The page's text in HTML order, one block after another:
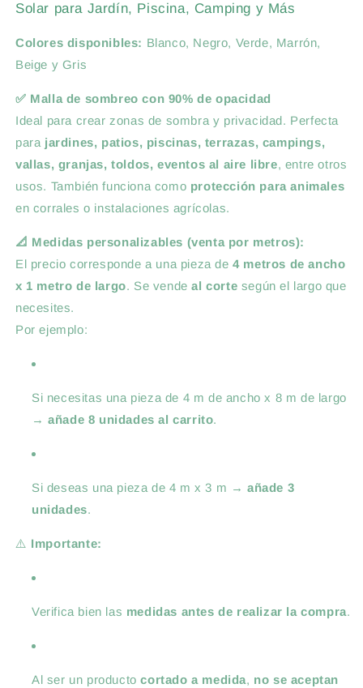
Solar para Jardín, Piscina, Camping y Más
Colores disponibles: Blanco, Negro, Verde, Marrón,
Beige y Gris
✅ Malla de sombreo con 90% de opacidad
Ideal para crear zonas de sombra y privacidad. Perfecta
para jardines, patios, piscinas, terrazas, campings,
vallas, granjas, toldos, eventos al aire libre, entre otros
usos. También funciona como protección para animales
en corrales o instalaciones agrícolas.
📐 Medidas personalizables (venta por metros):
El precio corresponde a una pieza de4 metros de ancho
x 1 metro de largo. Se vendeal corte según el largo que
necesites.
Por ejemplo:
Si necesitas una pieza de 4 m de ancho x 8 m de largo
→añade 8 unidades al carrito.
Si deseas una pieza de 4 m x 3 m → añade 3
unidades.
⚠️ Importante:
Verifica bien las medidas antes de realizar la compra.
Al ser un productocortado a medida, no se aceptan